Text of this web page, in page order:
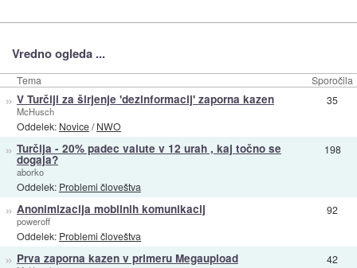
Vredno ogleda ...
Tema Sporočila
» V Turčiji za širjenje 'dezinformacij' zaporna kazen
McHusch
Oddelek: Novice/NWO
35
» Turčija - 20% padec valute v 12 urah , kaj točno se
dogaja?
aborko
Oddelek: Problemi človeštva
198
» Anonimizacija mobilnih komunikacij
poweroff
Oddelek: Problemi človeštva
92
» Prva zaporna kazen v primeru Megaupload 42